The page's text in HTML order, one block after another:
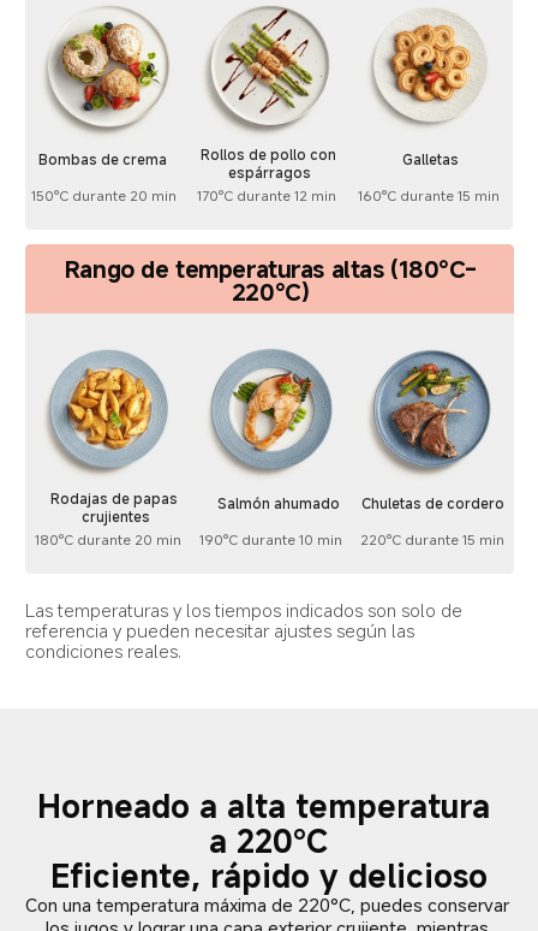
Bombas de crema
Rollos de pollo con
espárragos
Galletas
150°C durante 20 min 170°C durante 12 min 160°C durante 15 min
Rango de temperaturas altas (180°C-
220°C)
Rodajas de papas
crujientes
Salmón ahumado Chuletas de cordero
180°C durante 20 min 190°C durante 10 min 220°C durante 15 min
Las temperaturas y los tiempos indicados son solo de
referencia y pueden necesitar ajustes según las
condiciones reales.
Horneado a alta temperatura
a 220°C
Eficiente, rápido y delicioso
Con una temperatura máxima de 220°C, puedes conservar